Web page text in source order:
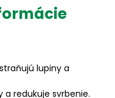
lupiny a
a redukuje svrbenie.